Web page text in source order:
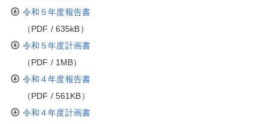
令和５年度報告書
（PDF / 635kB）
令和５年度計画書
（PDF / 1MB）
令和４年度報告書
（PDF / 561KB）
令和４年度計画書